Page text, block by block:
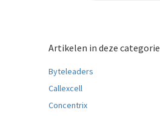
Artikelen in deze categorie
Byteleaders
Callexcell
Concentrix